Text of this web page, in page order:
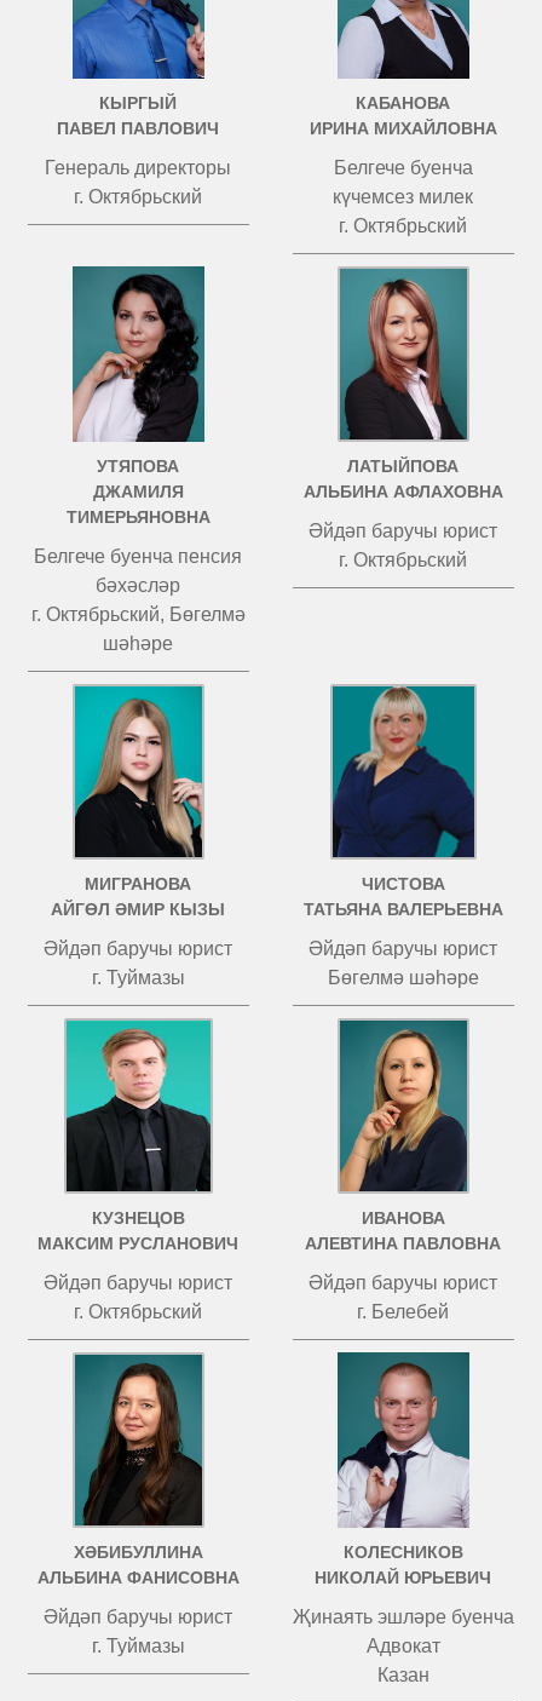
КЫРГЫЙ
ПАВЕЛ ПАВЛОВИЧ
Генераль директоры
г. Октябрьский
КАБАНОВА
ИРИНА МИХАЙЛОВНА
Белгече буенча
күчемсез милек
г. Октябрьский
УТЯПОВА
ДЖАМИЛЯ
ТИМЕРЬЯНОВНА
Белгече буенча пенсия
бәхәсләр
г. Октябрьский, Бөгелмә
шәһәре
ЛАТЫЙПОВА
АЛЬБИНА АФЛАХОВНА
Әйдәп баручы юрист
г. Октябрьский
МИГРАНОВА
АЙГӨЛ ӘМИР КЫЗЫ
Әйдәп баручы юрист
г. Туймазы
ЧИСТОВА
ТАТЬЯНА ВАЛЕРЬЕВНА
Әйдәп баручы юрист
Бөгелмә шәһәре
КУЗНЕЦОВ
МАКСИМ РУСЛАНОВИЧ
Әйдәп баручы юрист
г. Октябрьский
ИВАНОВА
АЛЕВТИНА ПАВЛОВНА
Әйдәп баручы юрист
г. Белебей
ХӘБИБУЛЛИНА
АЛЬБИНА ФАНИСОВНА
Әйдәп баручы юрист
г. Туймазы
КОЛЕСНИКОВ
НИКОЛАЙ ЮРЬЕВИЧ
Җинаять эшләре буенча
Адвокат
Казан